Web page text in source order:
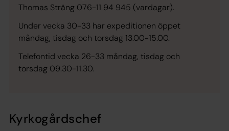
Thomas Sträng 076-11 94 945 (vardagar).
Under vecka 30-33 har expeditionen öppet
måndag, tisdag och torsdag 13.00-15.00.
Telefontid vecka 26-33 måndag, tisdag och
torsdag 09.30-11.30.
Kyrkogårdschef